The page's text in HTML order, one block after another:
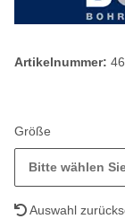
Artikelnummer:
Größe
Bitte wählen
Auswahl